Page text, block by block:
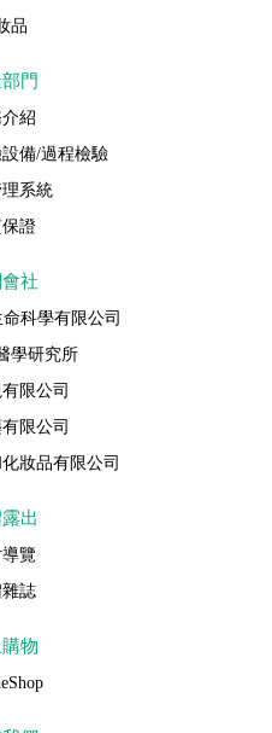
品
門
紹
備/過程檢驗
系統
證
社
科學有限公司
學研究所
限公司
限公司
妝品有限公司
出
覽
誌
物